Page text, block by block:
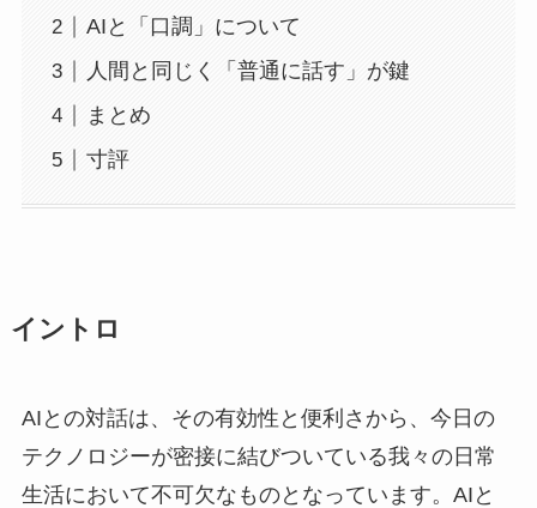
AIと「口調」について
人間と同じく「普通に話す」が鍵
まとめ
寸評
イントロ
AIとの対話は、その有効性と便利さから、今日の
テクノロジーが密接に結びついている我々の日常
生活において不可欠なものとなっています。AIと